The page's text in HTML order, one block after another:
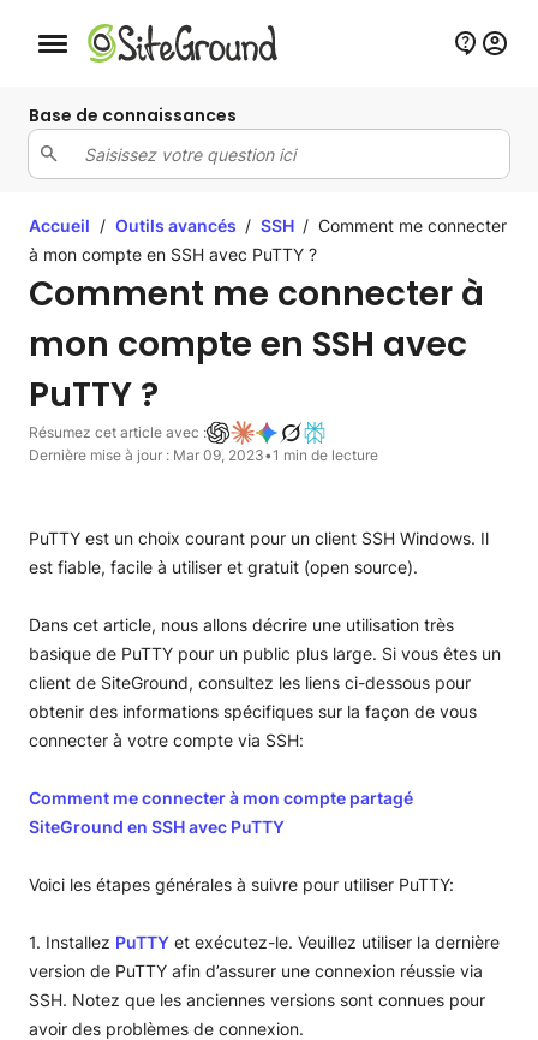
Bouton de navigation mobile
Base de connaissances
Accueil / Outils avancés / SSH / Comment me connecter
à mon compte en SSH avec PuTTY ?
Comment me connecter à
mon compte en SSH avec
PuTTY ?
Résumez cet article avec :
Dernière mise à jour : Mar 09, 2023•1 min de lecture
PuTTY est un choix courant pour un client SSH Windows. Il
est fiable, facile à utiliser et gratuit (open source).
Dans cet article, nous allons décrire une utilisation très
basique de PuTTY pour un public plus large. Si vous êtes un
client de SiteGround, consultez les liens ci-dessous pour
obtenir des informations spécifiques sur la façon de vous
connecter à votre compte via SSH:
Comment me connecter à mon compte partagé
SiteGround en SSH avec PuTTY
Voici les étapes générales à suivre pour utiliser PuTTY:
1. Installez PuTTY et exécutez-le. Veuillez utiliser la dernière
version de PuTTY afin d’assurer une connexion réussie via
SSH. Notez que les anciennes versions sont connues pour
avoir des problèmes de connexion.